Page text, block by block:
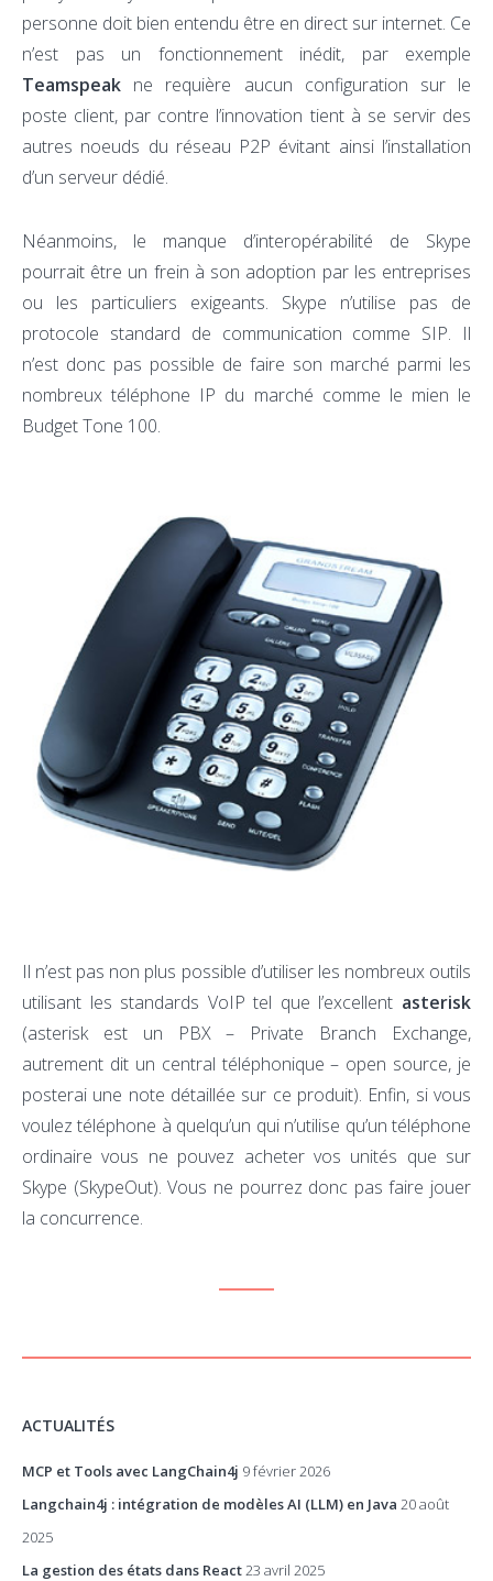
personne doit bien entendu être en direct sur internet. Ce
n’est pas un fonctionnement inédit, par exemple
Teamspeak ne requière aucun configuration sur le
poste client, par contre l’innovation tient à se servir des
autres noeuds du réseau P2P évitant ainsi l’installation
d’un serveur dédié.
Néanmoins, le manque d’interopérabilité de Skype
pourrait être un frein à son adoption par les entreprises
ou les particuliers exigeants. Skype n’utilise pas de
protocole standard de communication comme SIP. Il
n’est donc pas possible de faire son marché parmi les
nombreux téléphone IP du marché comme le mien le
Budget Tone 100.
Il n’est pas non plus possible d’utiliser les nombreux outils
utilisant les standards VoIP tel que l’excellent asterisk
(asterisk est un PBX – Private Branch Exchange,
autrement dit un central téléphonique – open source, je
posterai une note détaillée sur ce produit). Enfin, si vous
voulez téléphone à quelqu’un qui n’utilise qu’un téléphone
ordinaire vous ne pouvez acheter vos unités que sur
Skype (SkypeOut). Vous ne pourrez donc pas faire jouer
la concurrence.
ACTUALITÉS
MCP et Tools avec LangChain4j 9 février 2026
Langchain4j : intégration de modèles AI (LLM) en Java 20 août
2025
La gestion des états dans React23 avril 2025